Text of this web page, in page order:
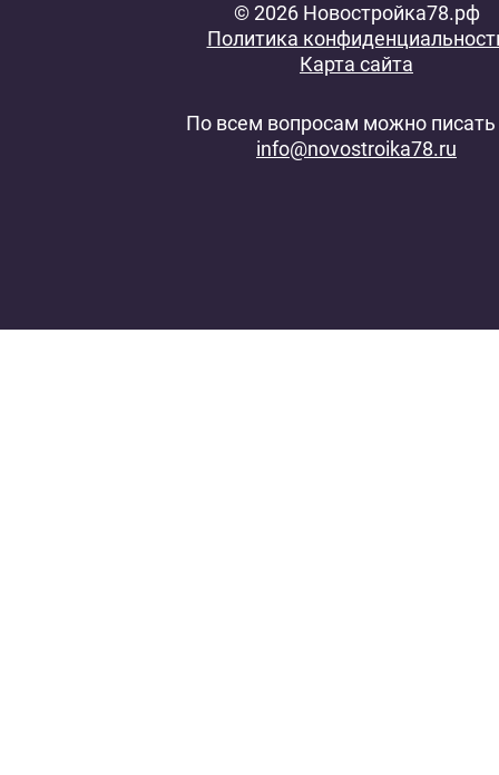
© 2026 Новостройка78.рф
Политика
Карта сайта
По всем вопросам можно писать
info@novostroika78.ru